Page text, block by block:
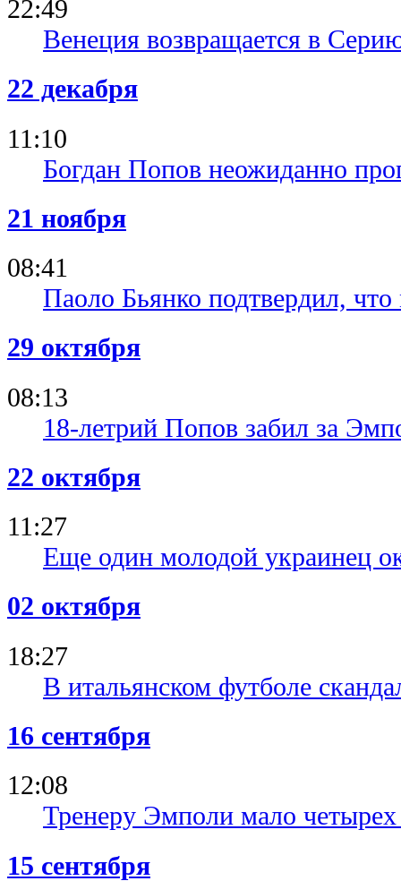
22:49
Венеция возвращается в
22 декабря
11:10
Богдан Попов неожиданно
21 ноября
08:41
Паоло Бьянко подтвердил,
29 октября
08:13
18-летрий Попов забил за
22 октября
11:27
Еще один молодой украинец
02 октября
18:27
В итальянском футболе
16 сентября
12:08
Тренеру Эмполи мало
15 сентября